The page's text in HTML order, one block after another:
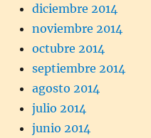
diciembre 2014
noviembre 2014
octubre 2014
septiembre 2014
agosto 2014
julio 2014
junio 2014